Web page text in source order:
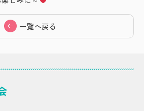
一覧へ戻る